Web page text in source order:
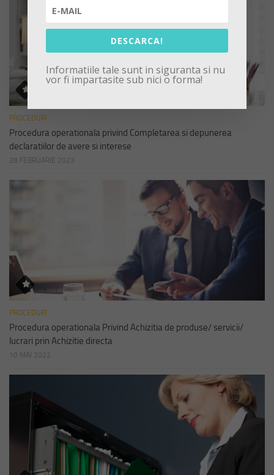
PROCEDURI
Procedura operationala privind Completarea si depunerea
declaratiilor de avere si interese
28 FEBRUARIE 2023
PROCEDURI
Procedura operationala Privind Achizitia de produse/ servicii/
lucrari prin Achizitie directa
10 MAI 2022
DESCARCA!
Informatiile tale sunt in siguranta si nu
vor fi impartasite sub nici o forma!